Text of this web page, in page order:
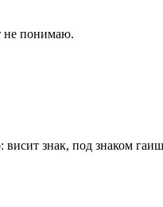
не понимаю.
знак, под знаком